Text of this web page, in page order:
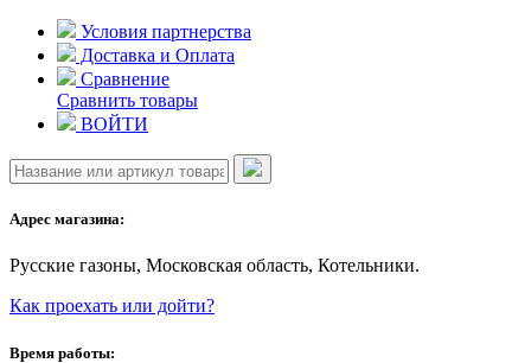
Skip
content
Условия партнерства
Доставка и Оплата
Сравнение
Сравнить товары
ВОЙТИ
Адрес магазина:
Русские газоны, Московская область, Котельники.
Как проехать или дойти?
Время работы: